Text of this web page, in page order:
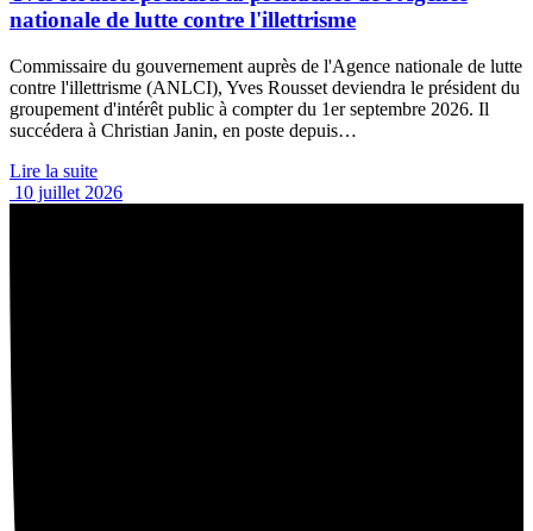
nationale de lutte contre l'illettrisme
Commissaire du gouvernement auprès de l'Agence nationale de lutte
contre l'illettrisme (ANLCI), Yves Rousset deviendra le président du
groupement d'intérêt public à compter du 1er septembre 2026. Il
succédera à Christian Janin, en poste depuis…
Lire la suite
10 juillet 2026